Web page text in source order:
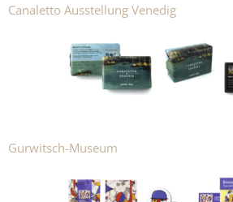
Canaletto Ausstellung Venedig
Gurwitsch-Museum